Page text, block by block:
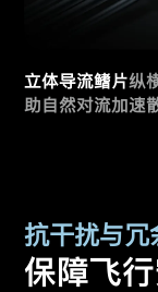
立体导流鳍片纵
助自然对流加速
抗干扰与冗
保障飞